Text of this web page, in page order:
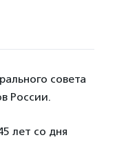
совета
России.
лет со дня